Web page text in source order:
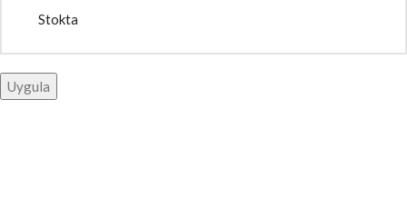
Stokta
Uygula